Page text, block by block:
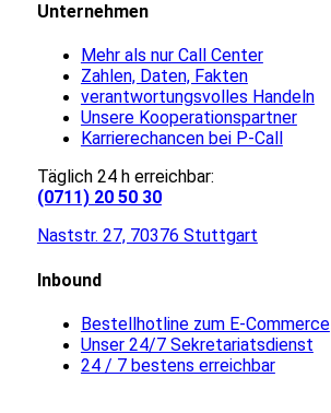
Unternehmen
Mehr als nur Call Center
Zahlen, Daten, Fakten
verantwortungsvolles Handeln
Unsere Kooperationspartner
Karrierechancen bei P-Call
Täglich 24 h erreichbar:
(0711) 20 50 30
Naststr. 27, 70376 Stuttgart
Inbound
Bestellhotline zum E-Commerce
Unser 24/7 Sekretariatsdienst
24 / 7 bestens erreichbar